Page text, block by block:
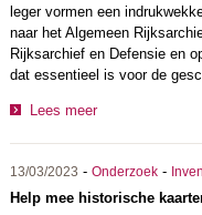
leger vormen een
naar het Algemeen
Rijksarchief en Defensie en
dat essentieel is voor de
Lees meer
13/03/2023 - Onderzoek-
Help mee historische